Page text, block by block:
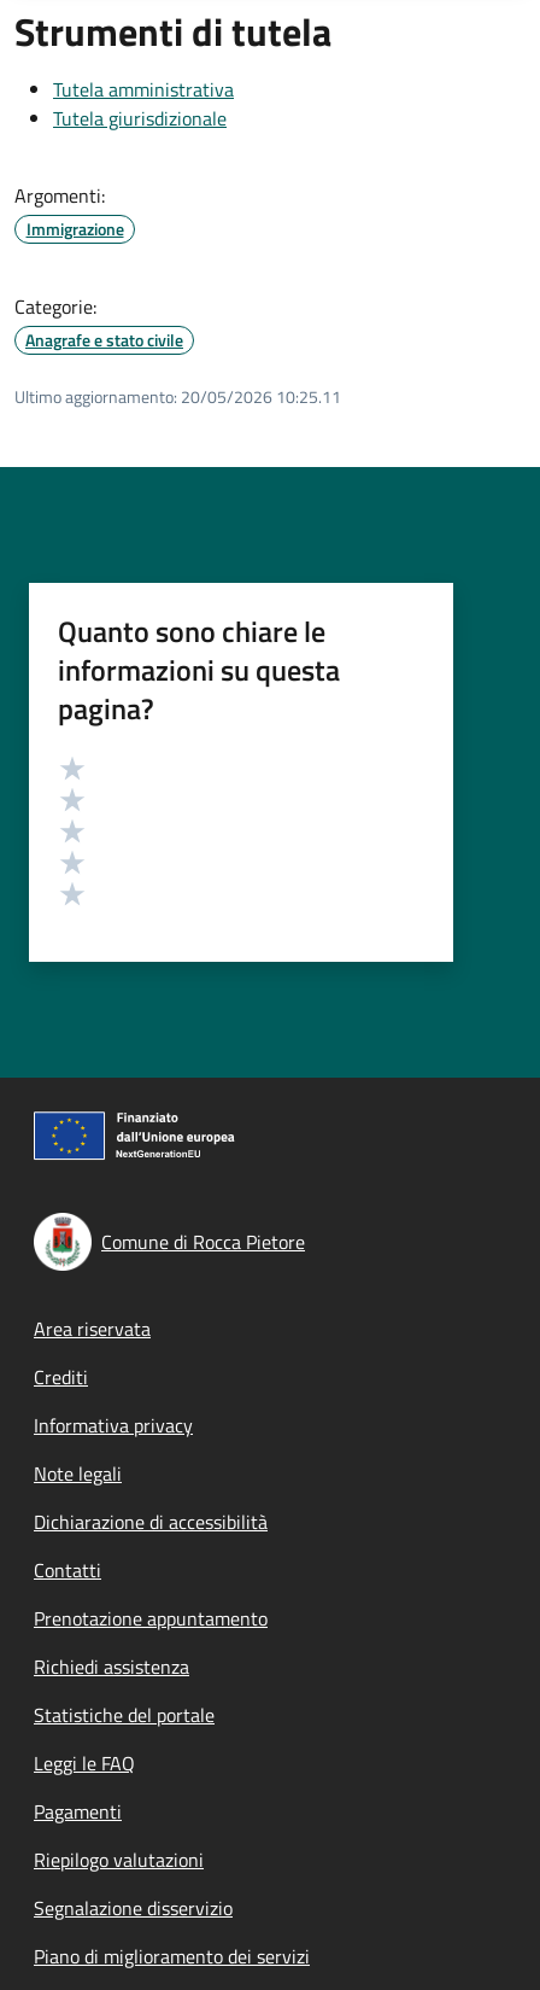
Strumenti di tutela
Tutela amministrativa
Tutela giurisdizionale
Argomenti:
Immigrazione
Categorie:
Anagrafe e stato civile
Ultimo aggiornamento: 20/05/2026 10:25.11
Quanto sono chiare le
informazioni su questa
pagina?
Valutazione
Comune di Rocca Pietore
Footer menu
Area riservata
Crediti
Informativa privacy
Note legali
Dichiarazione di accessibilità
Contatti
Prenotazione appuntamento
Richiedi assistenza
Statistiche del portale
Leggi le FAQ
Pagamenti
Riepilogo valutazioni
Segnalazione disservizio
Piano di miglioramento dei servizi